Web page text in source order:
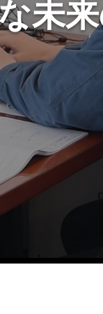
未